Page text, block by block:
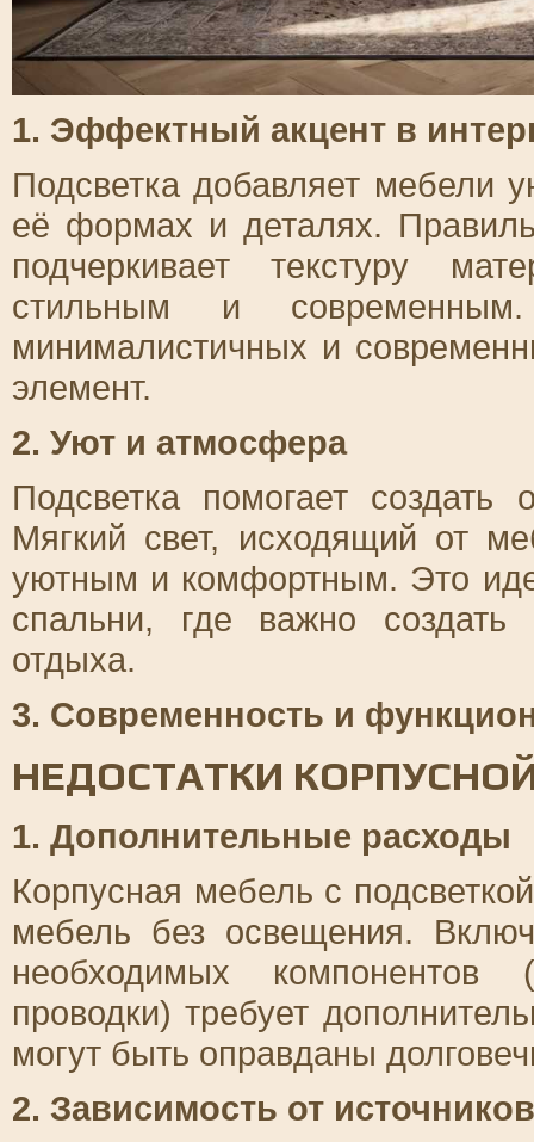
1. Эффектный акцент в
Подсветка добавляет мебели
её формах и деталях.
подчеркивает текстуру
стильным и
минималистичных и
элемент.
2. Уют и атмосфера
Подсветка помогает
Мягкий свет, исходящий от
уютным и комфортным. Это
спальни, где важно
отдыха.
3. Современность и
НЕДОСТАТКИ
1. Дополнительные расходы
Корпусная мебель с
мебель без освещения.
необходимых компонентов
проводки) требует
могут быть оправданы
2. Зависимость от